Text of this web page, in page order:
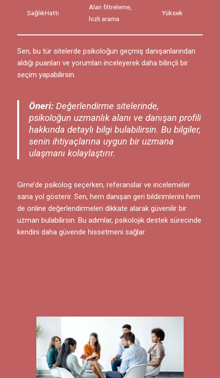
SağlıkHattı
Alan filtreleme,
hızlı arama
Yüksek
Sen, bu tür sitelerde psikoloğun geçmiş danışanlarından
aldığı puanları ve yorumları inceleyerek daha bilinçli bir
seçim yapabilirsin.
Öneri: Değerlendirme sitelerinde,
psikoloğun uzmanlık alanı ve danışan profili
hakkında detaylı bilgi bulabilirsin. Bu bilgiler,
senin ihtiyaçlarına uygun bir uzmana
ulaşmanı kolaylaştırır.
Girne’de psikolog seçerken, referanslar ve incelemeler
sana yol gösterir. Sen, hem danışan geri bildirimlerini hem
de online değerlendirmeleri dikkate alarak güvenilir bir
uzman bulabilirsin. Bu adımlar, psikolojik destek sürecinde
kendini daha güvende hissetmeni sağlar.